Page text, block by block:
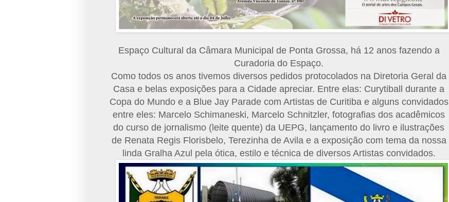
Espaço Cultural da Câmara Municipal de Ponta Grossa, há 12 anos fazendo a
Curadoria do Espaço.
Como todos os anos tivemos diversos pedidos protocolados na Diretoria Geral da
Casa e belas exposições para a Cidade apreciar. Entre elas: Curytiball durante a
Copa do Mundo e a Blue Jay Parade com Artistas de Curitiba e alguns convidados
entre eles: Marcelo Schimaneski, Marcelo Schnitzler, fotografias dos acadêmicos
do curso de jornalismo (leite quente) da UEPG, lançamento do livro e ilustrações
de Renata Regis Florisbelo, Terezinha de Avila e a exposição com tema da nossa
linda Gralha Azul pela ótica, estilo e técnica de diversos Artistas convidados.